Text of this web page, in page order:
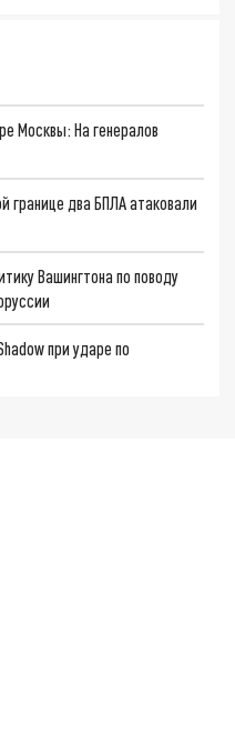
Москвы: На генералов
границе два БПЛА атаковали
Вашингтона по поводу
при ударе по